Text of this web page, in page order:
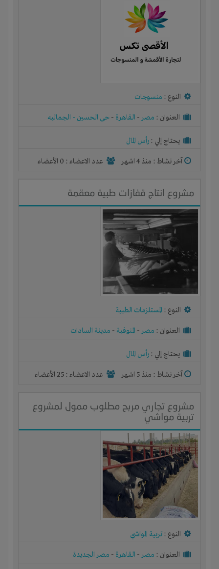
النوع : منسوجات
العنوان : مصر- القاهرة - حى الحسين - الجماليه
يحتاج إلي : رأس المال
آخر نشاط : منذ 4 اشهر عدد الاعضاء : 0 الأعضاء
مشروع انتاج قفازات طبية معقمة
النوع : المستلزمات الطبية
العنوان : مصر- المنوفية - مدينة السادات
يحتاج إلي : رأس المال
آخر نشاط : منذ 5 اشهر عدد الاعضاء : 25 الأعضاء
مشروع تجاري مربح مطلوب ممول لمشروع
تربية مواشي
النوع : تربية المواشي
العنوان : مصر- القاهرة - مصر الجديدة